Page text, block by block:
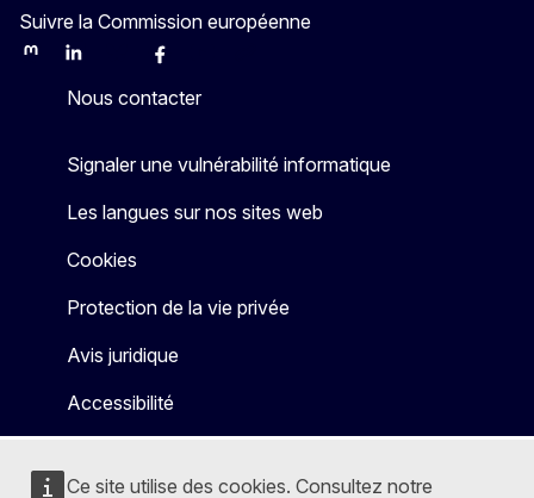
Ce site utilise des cookies. Consultez notre
Suivre la Commission européenne
MastodonLinkedInBlueskyFacebook
Nous contacter
Signaler une vulnérabilité informatique
Les langues sur nos sites web
Cookies
Protection de la vie privée
Avis juridique
Accessibilité